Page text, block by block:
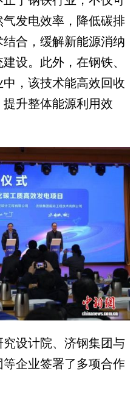
发电效率，降低碳排
合，缓解新能源消纳
设。此外，在钢铁、
，该技术能高效回收
升整体能源利用效
设计院、济钢集团与
企业签署了多项合作